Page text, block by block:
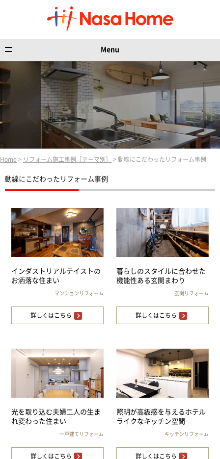
Menu
Home > リフォーム施工事例［テーマ別］ > 動線にこだわったリフォーム事例
動線にこだわったリフォーム事例
インダストリアルテイストの
お洒落な住まい
マンションリフォーム
詳しくはこちら
暮らしのスタイルに合わせた
機能性ある玄関まわり
玄関リフォーム
詳しくはこちら
光を取り込む夫婦二人の生ま
れ変わった住まい
一戸建てリフォーム
詳しくはこちら
照明が高級感を与えるホテル
ライクなキッチン空間
キッチンリフォーム
詳しくはこちら